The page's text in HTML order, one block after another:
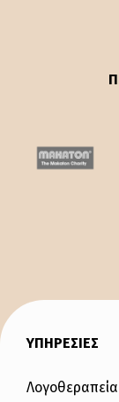
ΥΠΗΡΕΣΙΕΣ